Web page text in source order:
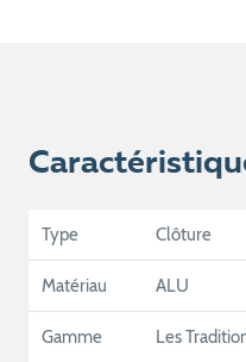
Type Clôture
Matériau ALU
Gamme Les